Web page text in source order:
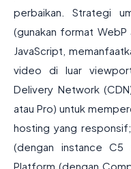
perbaikan. Strategi
(gunakan format WebP
JavaScript,
video di luar
Delivery Network
atau Pro) untuk
hosting yang
(dengan instance
Platform (dengan